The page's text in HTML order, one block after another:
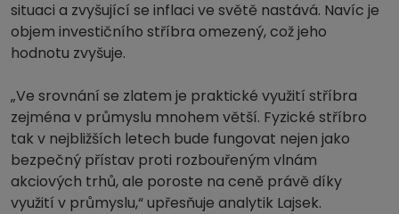
situaci a zvyšující se inflaci ve světě nastává. Navíc je
objem investičního stříbra omezený, což jeho
hodnotu zvyšuje.
„Ve srovnání se zlatem je praktické využití stříbra
zejména v průmyslu mnohem větší. Fyzické stříbro
tak v nejbližších letech bude fungovat nejen jako
bezpečný přístav proti rozbouřeným vlnám
akciových trhů, ale poroste na ceně právě díky
využití v průmyslu,“ upřesňuje analytik Lajsek.